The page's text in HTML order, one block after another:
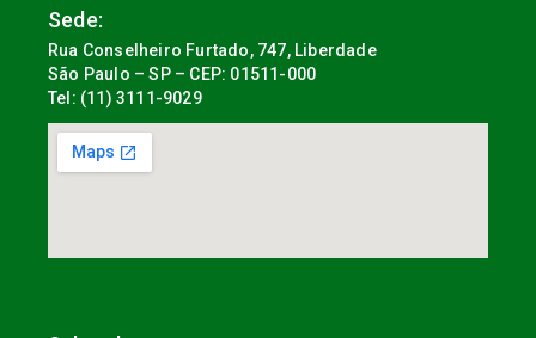
Sede:
Rua Conselheiro Furtado, 747, Liberdade
São Paulo – SP – CEP: 01511-000
Tel: (11) 3111-9029